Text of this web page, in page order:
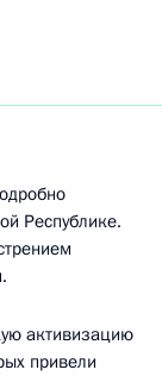
Республике.
активизацию
привели